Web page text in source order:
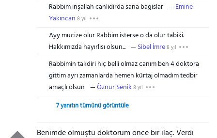
Rabbim inşallah canlidirda sana bagislar
Emine
Yakıncan 8 yıl
Ayy mucize olur Rabbim isterse o da olur tabiki.
Hakkımızda hayırlısı olsun...
Sibel İmre8 yıl
Rabbimin takdiri hiç belli olmaz canım ben 4 doktora
gittim ayrı zamanlarda hemen kürtaj olmadım tedbir
amaçlı olsun
Öznur Senik 8 yıl
7 yanıtın tümünü görüntüle
Benimde olmuştu doktorum önce bir ilaç. Verdi